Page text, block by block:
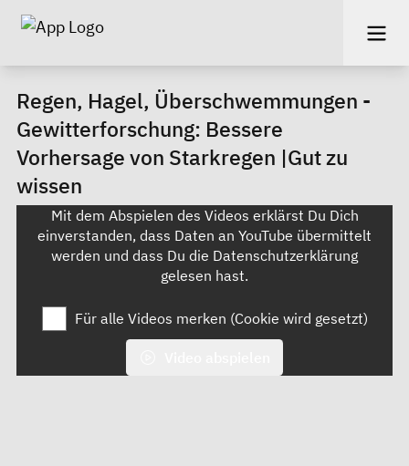
Regen, Hagel, Überschwemmungen -
Gewitterforschung: Bessere
Vorhersage von Starkregen |Gut zu
wissen
Mit dem Abspielen des Videos erklärst Du Dich
einverstanden, dass Daten an YouTube übermittelt
werden und dass Du die Datenschutzerklärung
gelesen hast.
Für alle Videos merken (Cookie wird gesetzt)